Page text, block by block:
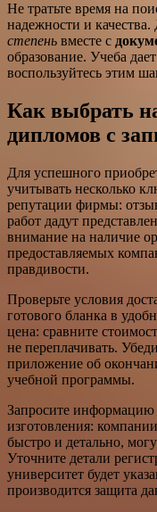
Не тратьте время на
надежности и качества.
степень вместе с
образование. Учеба
воспользуйтесь этим
Как выбрать
дипломов с
Для успешного
учитывать несколько
репутации фирмы:
работ дадут
внимание на наличие
предоставляемых
правдивости.
Проверьте условия
готового бланка в
цена: сравните
не переплачивать.
приложение об
учебной программы.
Запросите информацию
изготовления:
быстро и детально,
Уточните детали
университет будет
производится защита